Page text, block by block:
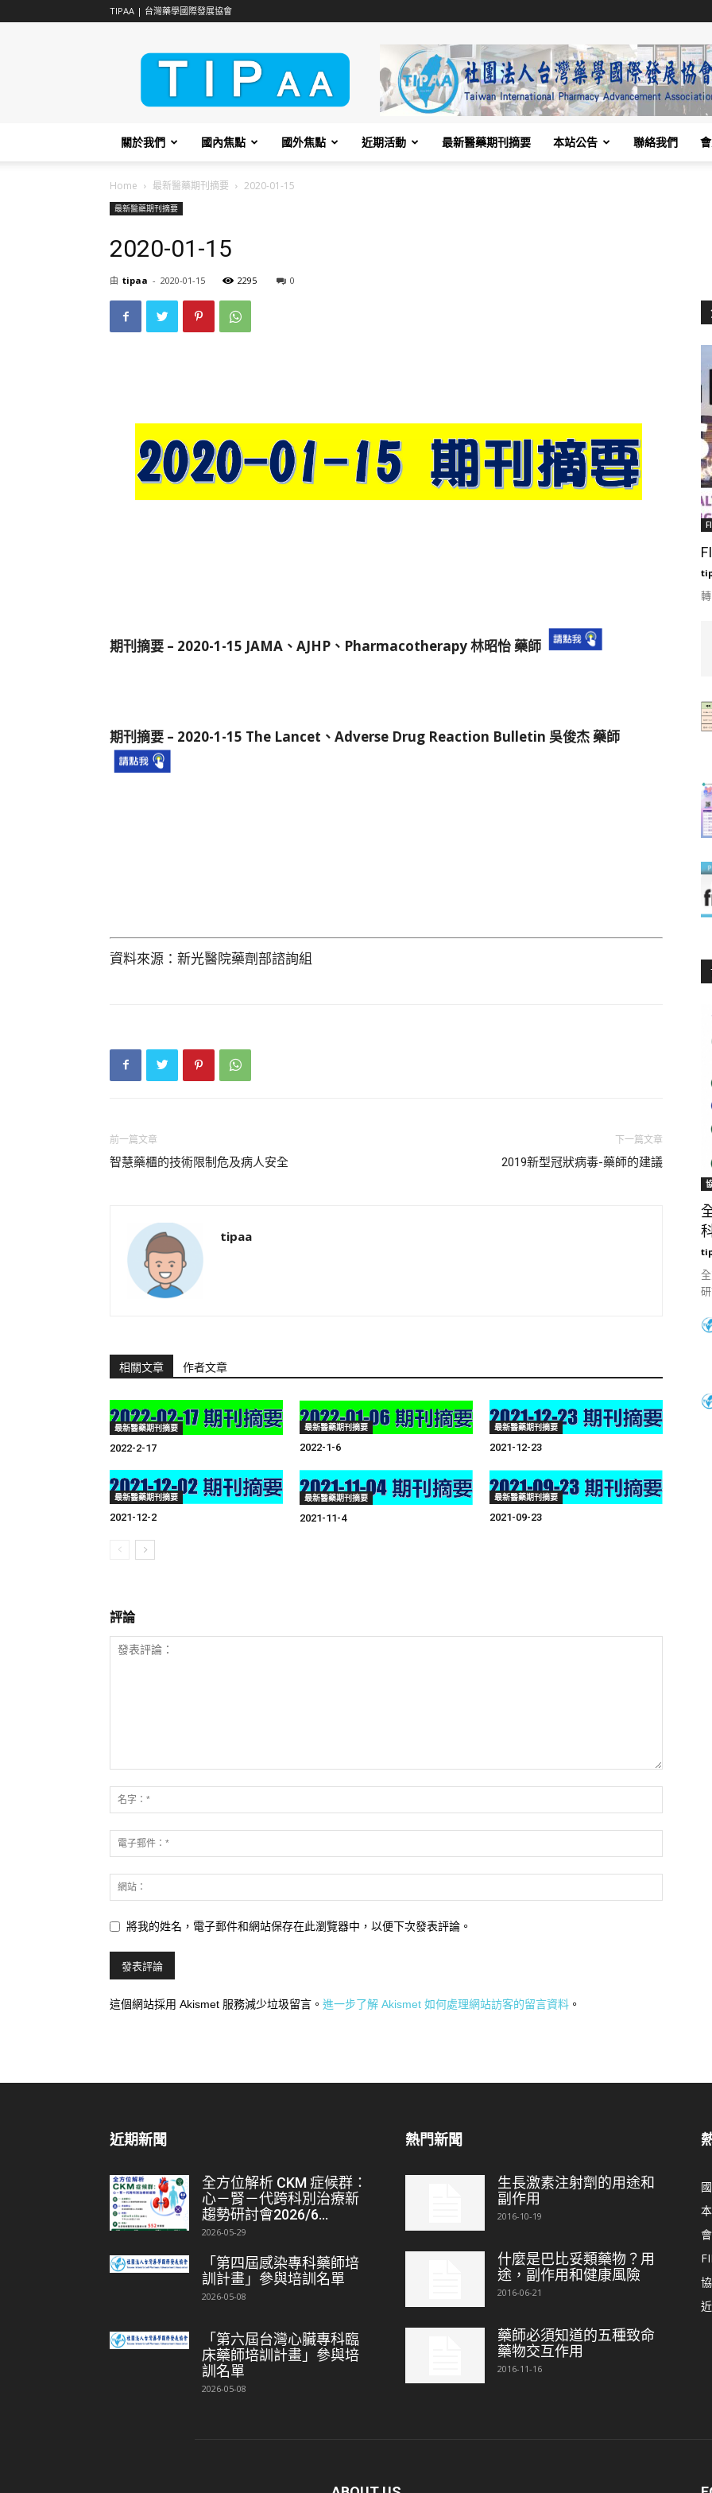
TIPAA | 台灣藥學國際發展協會
TIPAA
關於我們 國內焦點 國外焦點 近期活動 最新醫藥期刊摘要 本站公告 聯絡我們
Home 最新醫藥期刊摘要 2020-01-15
最新醫藥期刊摘要
2020-01-15
由 tipaa - 2020-01-15 2295 0
期刊摘要 – 2020-1-15 JAMA、AJHP、Pharmacotherapy 林昭怡 藥師
期刊摘要 – 2020-1-15 The Lancet、Adverse Drug Reaction Bulletin 吳俊杰 藥師
資料來源：新光醫院藥劑部諮詢組
前一篇文章
智慧藥櫃的技術限制危及病人安全
下一篇文章
2019新型冠狀病毒-藥師的建議
tipaa
相關文章 作者文章
最新醫藥期刊摘要
2022-2-17
最新醫藥期刊摘要
2022-1-6
最新醫藥期刊摘要
2021-12-23
最新醫藥期刊摘要
2021-12-2
最新醫藥期刊摘要
2021-11-4
最新醫藥期刊摘要
2021-09-23
評論
將我的姓名，電子郵件和網站保存在此瀏覽器中，以便下次發表評論。
這個網站採用 Akismet 服務減少垃圾留言。 進一步了解 Akismet 如何處理網站訪客的留言資料 。
近期新聞
全方位解析 CKM 症候群：
心－腎－代跨科別治療新
趨勢研討會2026/6...
2026-05-29
「第四屆感染專科藥師培
訓計畫」參與培訓名單
2026-05-08
「第六屆台灣心臟專科臨
床藥師培訓計畫」參與培
訓名單
2026-05-08
熱門新聞
生長激素注射劑的用途和
副作用
2016-10-19
什麼是巴比妥類藥物？用
途，副作用和健康風險
2016-06-21
藥師必須知道的五種致命
藥物交互作用
2016-11-16